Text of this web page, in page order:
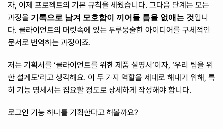
자, 이제 프로젝트의 기본 규칙을 세웠습니다. 그다음 단계는 모든
과정을 기록으로 남겨 모호함이 끼어들 틈을 없애는 것입니
다. 클라이언트의 머릿속에 있는 두루뭉술한 아이디어를 구체적인
문서로 번역하는 과정이죠.
저는 기획서를 ‘클라이언트를 위한 제품 설명서’이자, ‘우리 팀을 위
한 설계도’라고 생각해요. 이 두 가지 역할을 제대로 해내기 위해, 특
히 기능 명세서는 집요할 정도로 상세하게 작성해야 합니다.
로그인 기능 하나를 기획한다고 해볼까요?